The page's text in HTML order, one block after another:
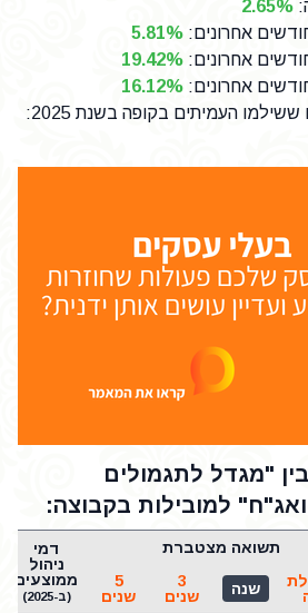
:
2.65%
:
5.81%
:
19.42%
:
16.12%
העמיתים בקופה בשנת 2025
:
"מגדל לתגמולים
ואג"ח" למובילות בקבוצה:
תשואה מצטברת
דמי
ניהול
ממוצעים
(ב-2025) שנה
3
שנים
5
שנים